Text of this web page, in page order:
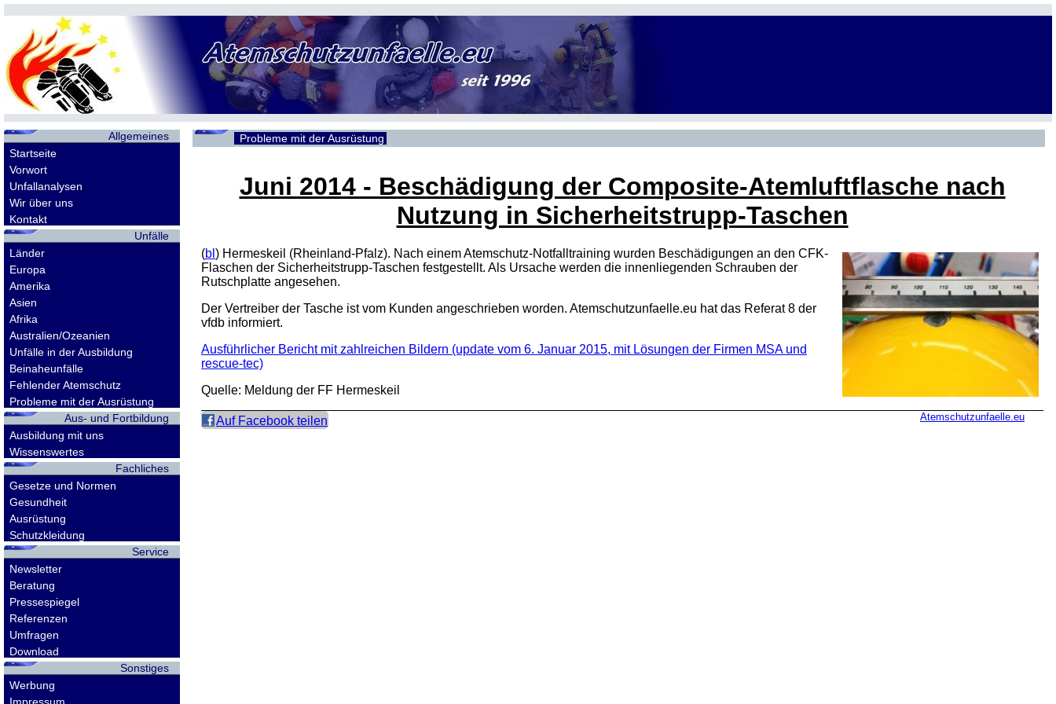
Allgemeines
Startseite
Vorwort
Unfallanalysen
Wir über uns
Kontakt
Unfälle
Länder
Europa
Amerika
Asien
Afrika
Australien/Ozeanien
Unfälle in der Ausbildung
Beinaheunfälle
Fehlender Atemschutz
Probleme mit der Ausrüstung
Aus- und Fortbildung
Ausbildung mit uns
Wissenswertes
Fachliches
Gesetze und Normen
Gesundheit
Ausrüstung
Schutzkleidung
Service
Newsletter
Beratung
Pressespiegel
Referenzen
Umfragen
Download
Sonstiges
Werbung
Probleme mit der Ausrüstung
Juni 2014 - Beschädigung der Composite-Atemluftflasche nach
Nutzung in Sicherheitstrupp-Taschen
(bl ) Hermeskeil (Rheinland-Pfalz). Nach einem Atemschutz-Notfalltraining wurden Beschädigungen an den CFK-
Flaschen der Sicherheitstrupp-Taschen festgestellt. Als Ursache werden die innenliegenden Schrauben der
Rutschplatte angesehen.
Der Vertreiber der Tasche ist vom Kunden angeschrieben worden. Atemschutzunfaelle.eu hat das Referat 8 der
vfdb informiert.
Ausführlicher Bericht mit zahlreichen Bildern (update vom 6. Januar 2015, mit Lösungen der Firmen MSA und
rescue-tec)
Quelle: Meldung der FF Hermeskeil
Auf Facebook teilen Atemschutzunfaelle.eu